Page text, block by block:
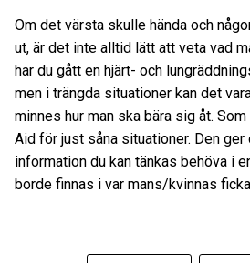
Om det värsta skulle hända och
ut, är det inte alltid lätt att veta vad
har du gått en hjärt- och
men i trängda situationer kan det
minnes hur man ska bära sig åt.
Aid för just såna situationer. Den
information du kan tänkas behöva i
borde finnas i var mans/kvinnas